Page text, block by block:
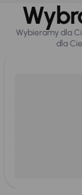
Wybieramy dla
dla